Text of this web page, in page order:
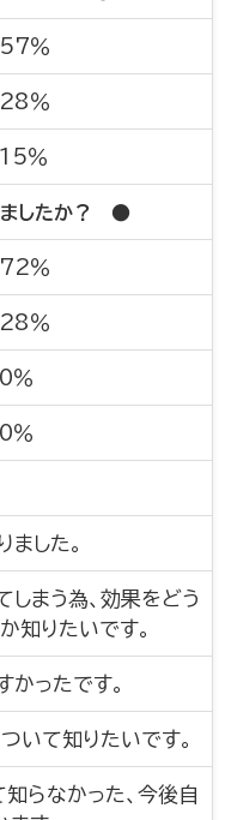
57％
28％
15％
ましたか？ ●
72％
28％
0％
0％
した。
しまう為、効果をどう
知りたいです。
かったです。
いて知りたいです。
知らなかった、今後自